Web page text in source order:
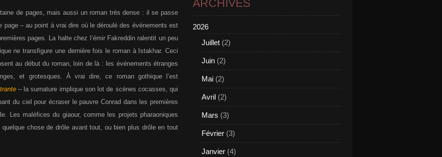
de pages, mais aussi un roman très dense : il se passe
page – au point à vrai dire où le déroulé des événements est
pages. La halte chez l’émir Fakreddin ralentit un peu
ne transfigure une dernière fois le roman à Istakhar. Ceci
au début du roman, loin de là : les événements étranges
et grotesques. À vrai dire, ce roman gothique l’est
– la surnature implique son lot de scènes cocasses, qui
du ciel pour écraser le pauvre Conrad dans les premières
Les maléfices du giaour, comme les projets pharaoniques
chose de drôle avant tout, ou bien plus drôle en tout
ARCHIVES
2026
Juillet (2)
Juin (2)
Mai (2)
Avril (2)
Mars (3)
Février (3)
Janvier (4)